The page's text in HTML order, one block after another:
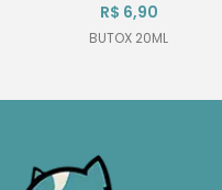
R$ 6,90
BUTOX 20ML